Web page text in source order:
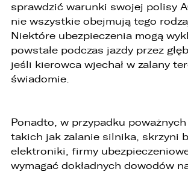
sprawdzić warunki swojej polisy
nie wszystkie obejmują tego
Niektóre ubezpieczenia mogą
powstałe podczas jazdy przez
jeśli kierowca wjechał w zalany
świadomie.
Ponadto, w przypadku poważnych
takich jak zalanie silnika, skrzyni
elektroniki, firmy
wymagać dokładnych dowodów
4. Podanie danych osobowych jest
dobrowolne, jednakże Ich brak
realizację powyższych celów oraz
Państwem.
5. Dane udostępnione przez Państwa
przetwarzane w sposób
będą podlegały profilowaniu.
organizacji międzynarodowej.